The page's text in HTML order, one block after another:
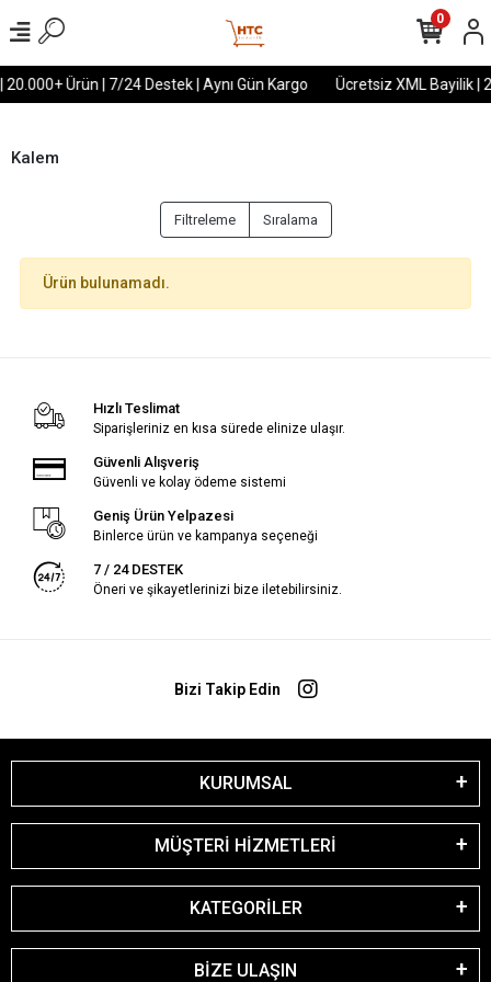
Ürün | 7/24 Destek | Aynı Gün Kargo Ücretsiz XML Bayilik |
0
Kalem
Filtreleme Sıralama
Ürün bulunamadı.
Hızlı Teslimat
Siparişleriniz en kısa sürede elinize ulaşır.
Güvenli Alışveriş
Güvenli ve kolay ödeme sistemi
Geniş Ürün Yelpazesi
Binlerce ürün ve kampanya seçeneği
7 / 24 DESTEK
Öneri ve şikayetlerinizi bize iletebilirsiniz.
Bizi Takip Edin
KURUMSAL
MÜŞTERİ HİZMETLERİ
KATEGORİLER
BİZE ULAŞIN